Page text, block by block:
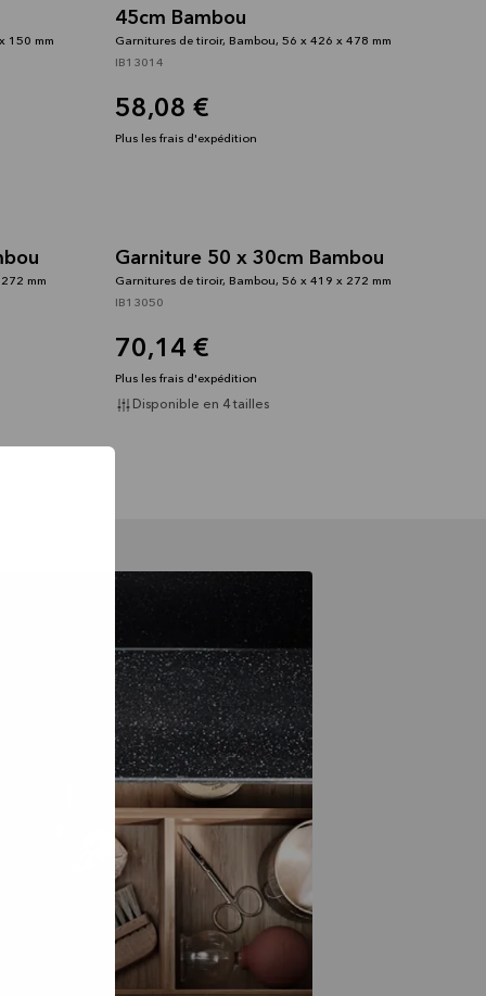
150 mm
45cm Bambou
Garnitures de tiroir, Bambou, 56 x 426 x 478 mm
IB13014
58,08 €
Plus les frais d'expédition
mm
Garniture 50 x 30cm Bambou
Garnitures de tiroir, Bambou, 56 x 419 x 272 mm
IB13050
70,14 €
Plus les frais d'expédition
Disponible en 4 tailles